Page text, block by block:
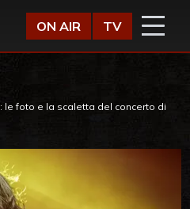
ON AIR TV
le foto e la scaletta del concerto di